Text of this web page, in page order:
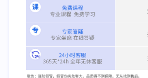
安全部分
1.贵州省施工现场安全资料表格
2.《市政工程施工安全检查标准》CJJ/
3.《建筑施工安全检查标准》JGJ59-2011
4.《施工企业安全生产评价标准》JGJ/
5.《贵州省危险性较大的分部分项工程安
(试行)》(黔建建通〔2020〕79号)